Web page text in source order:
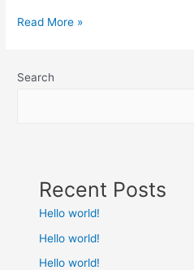
Read More »
Search
Recent Posts
Hello world!
Hello world!
Hello world!